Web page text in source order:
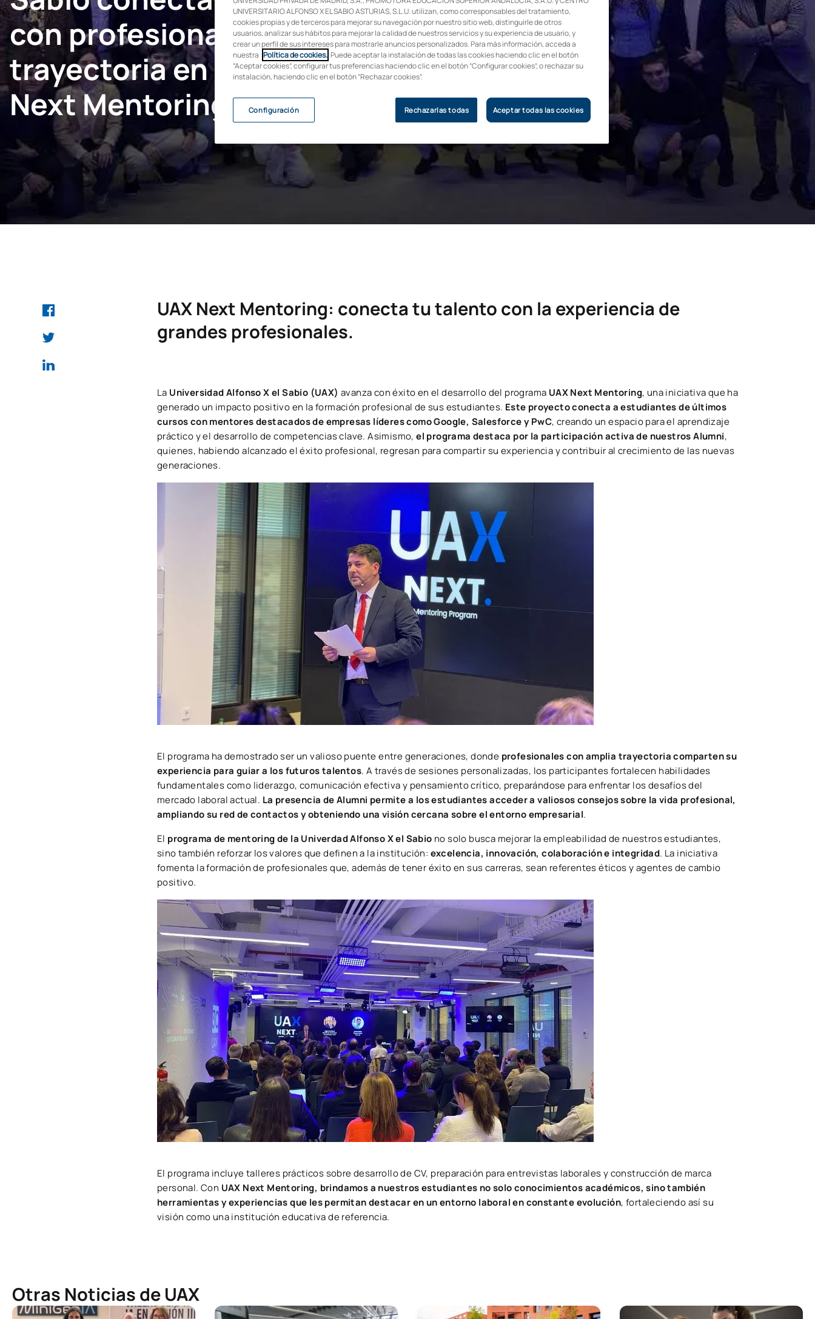
con profesionales con amplia
trayectoria en el programa UAX
Next Mentoring
UAX Next Mentoring: conecta tu talento con la experiencia de
grandes profesionales.
La Universidad Alfonso X el Sabio (UAX) avanza con éxito en el desarrollo del programa UAX Next Mentoring, una iniciativa que ha
generado un impacto positivo en la formación profesional de sus estudiantes. Este proyecto conecta a estudiantes de últimos
cursos con mentores destacados de empresas líderes como Google, Salesforce y PwC, creando un espacio para el aprendizaje
práctico y el desarrollo de competencias clave. Asimismo, el programa destaca por la participación activa de nuestros Alumni,
quienes, habiendo alcanzado el éxito profesional, regresan para compartir su experiencia y contribuir al crecimiento de las nuevas
generaciones.
El programa ha demostrado ser un valioso puente entre generaciones, donde profesionales con amplia trayectoria comparten su
experiencia para guiar a los futuros talentos. A través de sesiones personalizadas, los participantes fortalecen habilidades
fundamentales como liderazgo, comunicación efectiva y pensamiento crítico, preparándose para enfrentar los desafíos del
mercado laboral actual. La presencia de Alumni permite a los estudiantes acceder a valiosos consejos sobre la vida profesional,
ampliando su red de contactos y obteniendo una visión cercana sobre el entorno empresarial.
El programa de mentoring de la Univerdad Alfonso X el Sabio no solo busca mejorar la empleabilidad de nuestros estudiantes,
sino también reforzar los valores que definen a la institución: excelencia, innovación, colaboración e integridad. La iniciativa
fomenta la formación de profesionales que, además de tener éxito en sus carreras, sean referentes éticos y agentes de cambio
positivo.
El programa incluye talleres prácticos sobre desarrollo de CV, preparación para entrevistas laborales y construcción de marca
personal. Con UAX Next Mentoring, brindamos a nuestros estudiantes no solo conocimientos académicos, sino también
herramientas y experiencias que les permitan destacar en un entorno laboral en constante evolución, fortaleciendo así su
visión como una institución educativa de referencia.
Otras Noticias de UAX
UNIVERSITARIO ALFONSO X EL SABIO ASTURIAS, S.L.U. utilizan, como corresponsables del tratamiento,
cookies propias y de terceros para mejorar su navegación por nuestro sitio web, distinguirle de otros
usuarios, analizar sus hábitos para mejorar la calidad de nuestros servicios y su experiencia de usuario, y
crear un perfil de sus intereses para mostrarle anuncios personalizados. Para más información, acceda a
nuestra Política de cookies. . Puede aceptar la instalación de todas las cookies haciendo clic en el botón
“Aceptar cookies”, configurar tus preferencias haciendo clic en el botón “Configurar cookies”, o rechazar su
instalación, haciendo clic en el botón “Rechazar cookies”.
Rechazarlas todas Aceptar todas las cookies
Configuración